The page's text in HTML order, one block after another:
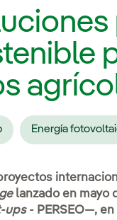
para Redes
para
para Productos
para Dónde
Energía
lanzado en mayo
ups- PERSEO—,